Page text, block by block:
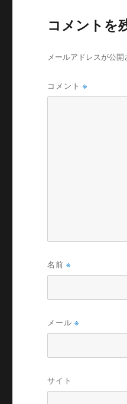
コメントを
メールアドレスが公開
コメント※
名前※
メール※
サイト